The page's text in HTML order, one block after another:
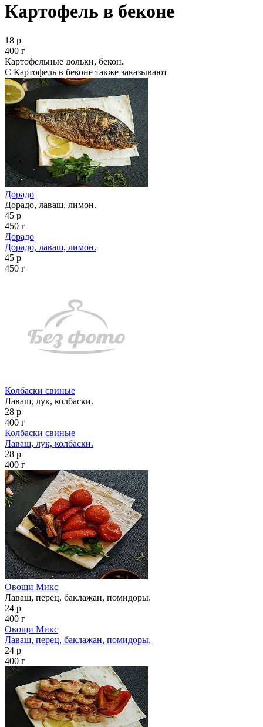
Картофель в беконе
18 р
400 г
Картофельные дольки, бекон.
С Картофель в беконе также заказывают
Дорадо
Дорадо, лаваш, лимон.
45 р
450 г
Дорадо
Дорадо, лаваш, лимон.
45 р
450 г
Колбаски свиные
Лаваш, лук, колбаски.
28 р
400 г
Колбаски свиные
Лаваш, лук, колбаски.
28 р
400 г
Овощи Микс
Лаваш, перец, баклажан, помидоры.
24 р
400 г
Овощи Микс
Лаваш, перец, баклажан, помидоры.
24 р
400 г